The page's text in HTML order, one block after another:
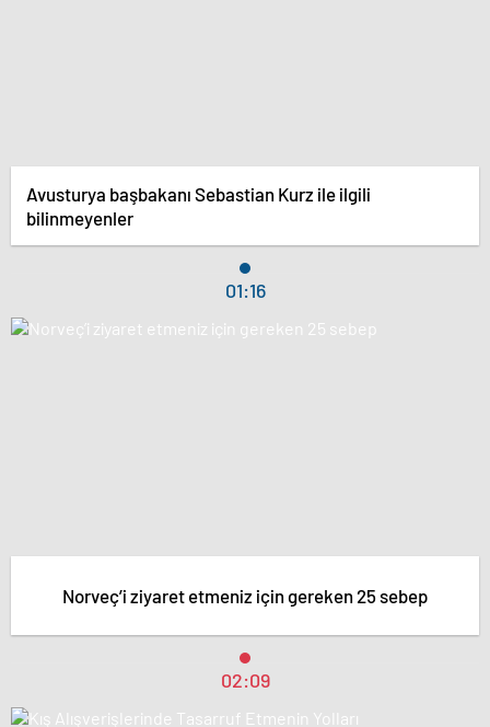
Avusturya başbakanı Sebastian Kurz ile ilgili
bilinmeyenler
01:16
Norveç’i ziyaret etmeniz için gereken 25 sebep
02:09